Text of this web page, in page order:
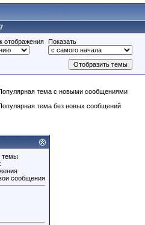
отображения Показать
тема с новыми сообщениями
тема без новых сообщений
темы
сообщения